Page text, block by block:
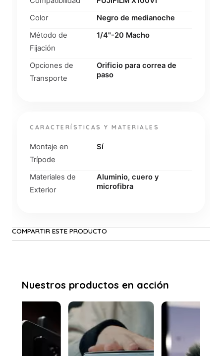
Color
Negro de medianoche
Método de
Fijación
1/4"-20 Macho
Opciones de
Transporte
Orificio para correa de
paso
CARACTERÍSTICAS Y MATERIALES
Montaje en
Trípode
Sí
Materiales de
Exterior
Aluminio, cuero y
microfibra
COMPARTIR ESTE PRODUCTO